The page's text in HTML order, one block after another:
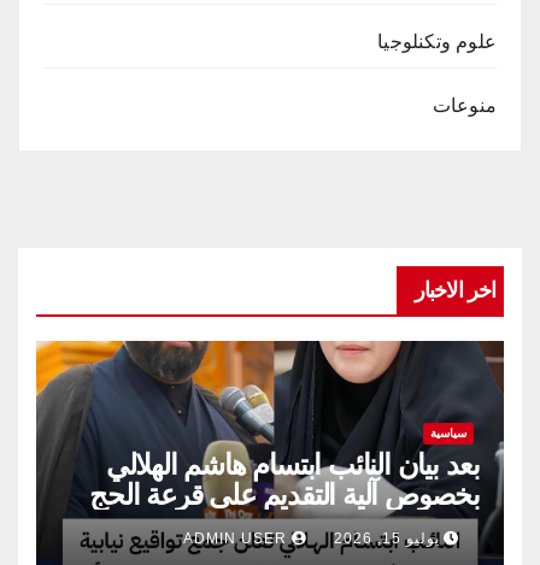
علوم وتكنلوجيا
منوعات
اخر الاخبار
سياسية
بعد بيان النائب ابتسام هاشم الهلالي
بخصوص آلية التقديم على قرعة الحج
يوليو 15, 2026